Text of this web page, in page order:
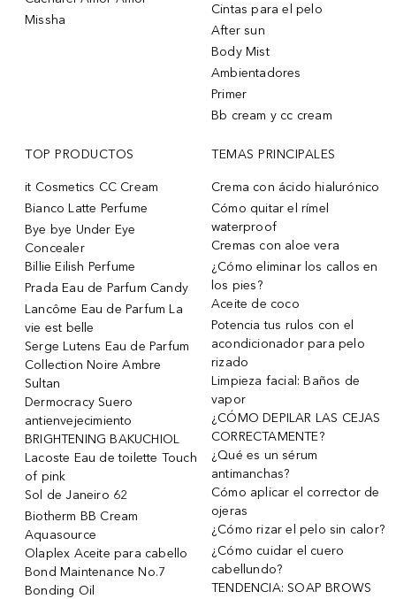
Missha
Cintas para el pelo
After sun
Body Mist
Ambientadores
Primer
Bb cream y cc cream
TOP PRODUCTOS
it Cosmetics CC Cream
Bianco Latte Perfume
Bye bye Under Eye
Concealer
Billie Eilish Perfume
Prada Eau de Parfum Candy
Lancôme Eau de Parfum La
vie est belle
Serge Lutens Eau de Parfum
Collection Noire Ambre
Sultan
Dermocracy Suero
antienvejecimiento
BRIGHTENING BAKUCHIOL
Lacoste Eau de toilette Touch
of pink
Sol de Janeiro 62
Biotherm BB Cream
Aquasource
Olaplex Aceite para cabello
Bond Maintenance No.7
Bonding Oil
TEMAS PRINCIPALES
Crema con ácido hialurónico
Cómo quitar el rímel
waterproof
Cremas con aloe vera
¿Cómo eliminar los callos en
los pies?
Aceite de coco
Potencia tus rulos con el
acondicionador para pelo
rizado
Limpieza facial: Baños de
vapor
¿CÓMO DEPILAR LAS CEJAS
CORRECTAMENTE?
¿Qué es un sérum
antimanchas?
Cómo aplicar el corrector de
ojeras
¿Cómo rizar el pelo sin calor?
¿Cómo cuidar el cuero
cabellundo?
TENDENCIA: SOAP BROWS